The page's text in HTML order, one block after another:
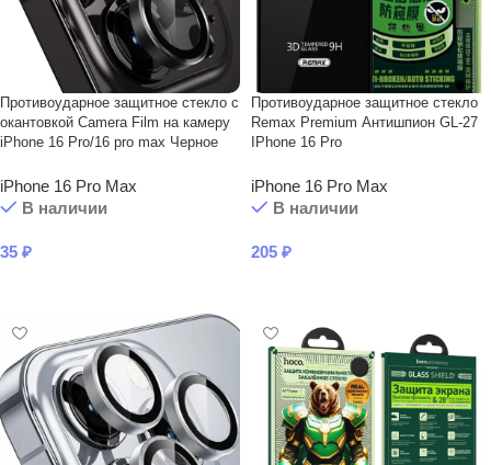
Противоударное защитное стекло с
окантовкой Camera Film на камеру
iPhone 16 Pro/16 pro max Черное
iPhone 16 Pro Max
В наличии
35 ₽
Противоударное защитное стекло
Remax Premium Антишпион GL-27
IPhone 16 Pro
iPhone 16 Pro Max
В наличии
205 ₽